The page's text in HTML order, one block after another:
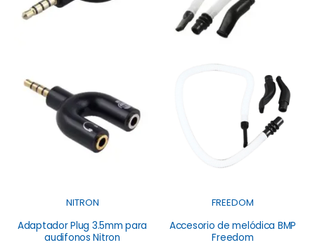
NITRON
Adaptador Plug 3.5mm para
audifonos Nitron
FREEDOM
Accesorio de melódica BMP
Freedom